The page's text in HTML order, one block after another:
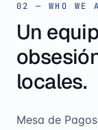
02 — WHO WE
Un
locales.
Mesa de